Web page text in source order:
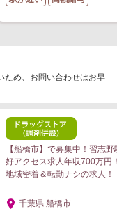
ため、お問い合わせはお早
【船橋市】で募集中！習志
好アクセス求人年収700万円
地域密着＆転勤ナシの求人！
千葉県 船橋市